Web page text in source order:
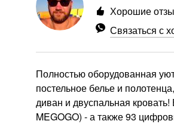
Связаться с
Хорошие
Полностью оборудованная
постельное белье и
диван и двуспальная
MEGOGO) - а также 93